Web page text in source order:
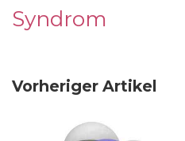
Syndrom
Vorheriger Artikel